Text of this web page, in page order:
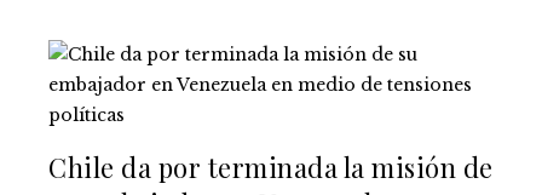
Chile da por terminada la misión de